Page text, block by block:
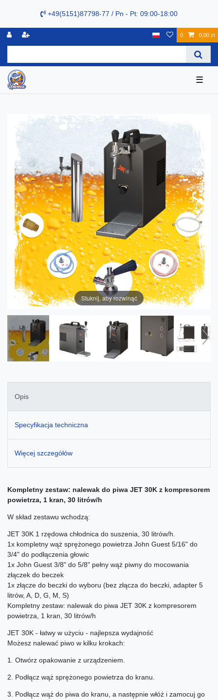
+49(5151)87798-77 / Pn - Pt: 09:00-18:00
0 0,00 zł
☰
Stuknij, aby rozwinąć
Opis
Specyfikacja techniczna
Więcej szczegółów
Kompletny zestaw: nalewak do piwa JET 30K z kompresorem
powietrza, 1 kran, 30 litrów/h
W skład zestawu wchodzą:
JET 30K 1 rzędowa chłodnica do suszenia, 30 litrów/h.
1x kompletny wąż sprężonego powietrza John Guest 5/16" do
3/4" do podłączenia głowic
1x John Guest 3/8" do 5/8" pełny wąż piwny do mocowania
złączek do beczek
1x złącze do beczki do wyboru (bez złącza do beczki, adapter 5
litrów, A, D, G, M, S)
Kompletny zestaw: nalewak do piwa JET 30K z kompresorem
powietrza, 1 kran, 30 litrów/h
JET 30K - łatwy w użyciu - najlepsza wydajność
Możesz nalewać piwo w kilku krokach:
1. Otwórz opakowanie z urządzeniem.
2. Podłącz wąż sprężonego powietrza do kranu.
3. Podłącz wąż do piwa do kranu, a następnie włóż i zamocuj go